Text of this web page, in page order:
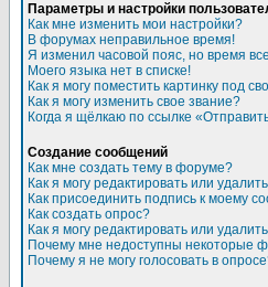
Параметры и настройки
Как мне изменить мои настройки?
В форумах неправильное время!
Я изменил часовой пояс, но время
Моего языка нет в списке!
Как я могу поместить картинку под
Как я могу изменить свое звание?
Когда я щёлкаю по ссылке
Создание сообщений
Как мне создать тему в форуме?
Как я могу редактировать или
Как присоединить подпись к моему
Как создать опрос?
Как я могу редактировать или
Почему мне недоступны некоторые
Почему я не могу голосовать в